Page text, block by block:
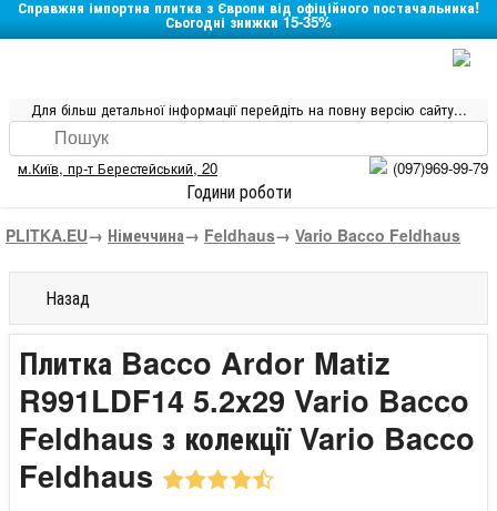
Справжня імпортна плитка з Європи від офіційного постачальника!
Сьогодні знижки 15-35%
Для більш детальної інформації перейдіть на повну версію сайту...
м.Київ, пр-т Берестейський, 20 (097)969-99-79
Години роботи
PLITKA.EU→ Німеччина→ Feldhaus→ Vario Bacco Feldhaus
Назад
Плитка Bacco Ardor Matiz
R991LDF14 5.2x29 Vario Bacco
Feldhaus з колекції Vario Bacco
Feldhaus